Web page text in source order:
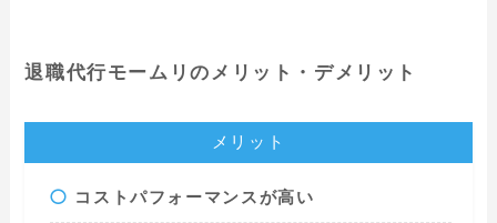
退職代行モームリのメリット・デメリット
メリット
コストパフォーマンスが高い